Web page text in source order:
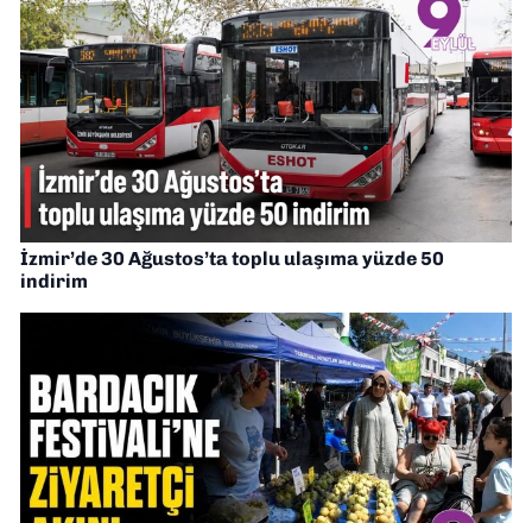
İzmir’de 30 Ağustos’ta toplu ulaşıma yüzde 50
indirim